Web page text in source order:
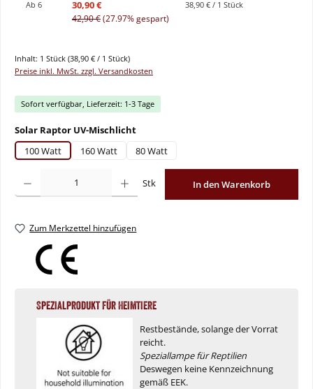
Ab 6 30,90 €
42,90 €(27.97% gespart)
38,90 € / 1 Stück
Inhalt: 1 Stück (38,90 € / 1 Stück)
Preise inkl. MwSt. zzgl. Versandkosten
Sofort verfügbar, Lieferzeit: 1-3 Tage
Solar Raptor UV-Mischlichtauswählen
100 Watt
160 Watt 80 Watt
Stk In den Warenkorb
Zum Merkzettel hinzufügen
Spezialprodukt für Heimtiere
Restbestände, solange der Vorrat
reicht.
Speziallampe für Reptilien
Deswegen keine Kennzeichnung
gemäß EEK.